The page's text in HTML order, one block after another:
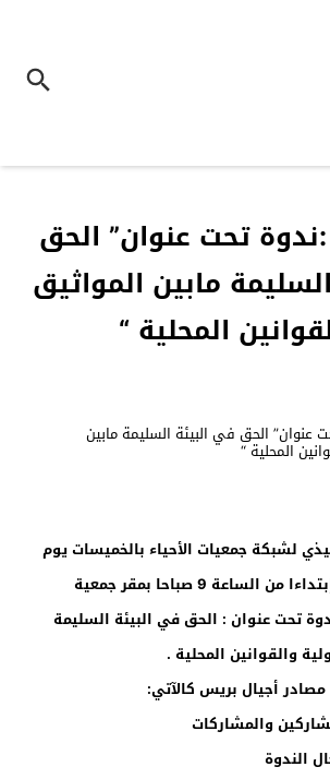
تحت عنوان” الحق
مابين المواثيق
المحلية “
لشبكة جمعيات الأحياء بالخميسات يوم
الأحد 22/09/2013 إبتداءا من الساعة 9 صباحا بمقر جمعية
تحت عنوان : الحق في البيئة السليمة
والقوانين المحلية .
أجيال بريس كالآتي: